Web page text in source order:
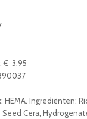
€ 3.95
HEMA. Ingrediënten:
Cera,